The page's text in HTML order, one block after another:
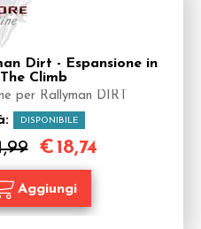
Dirt - Espansione in
Climb
per Rallyman DIRT
DISPONIBILE
€18,74